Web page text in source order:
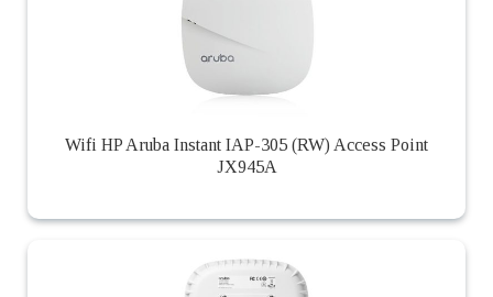
Wifi HP Aruba Instant IAP-305 (RW) Access Point
JX945A